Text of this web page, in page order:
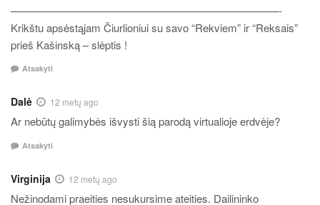
—————————————————————————-
Krikštu apsėstąjam Čiurlioniui su savo “Rekviem” ir “Reksais”
prieš Kašinską – slėptis !
Atsakyti
Dalė 12 metų ago
Ar nebūtų galimybės išvysti šią parodą virtualioje erdvėje?
Atsakyti
Virginija 12 metų ago
Nežinodami praeities nesukursime ateities. Dailininko